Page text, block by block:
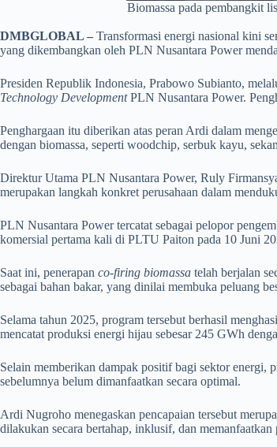
Biomassa pada pembangkit
DMBGLOBAL – Transformasi energi nasional kini
yang dikembangkan oleh PLN Nusantara Power
Presiden Republik Indonesia, Prabowo Subianto,
Technology DevelopmentPLN Nusantara Power.
Penghargaan itu diberikan atas peran Ardi dalam
dengan biomassa, seperti woodchip, serbuk kayu,
Direktur Utama PLN Nusantara Power, Ruly
merupakan langkah konkret perusahaan dalam
PLN Nusantara Power tercatat sebagai pelopor
komersial pertama kali di PLTU Paiton pada 10 Juni
Saat ini, penerapan co-firing biomassa telah berjalan
sebagai bahan bakar, yang dinilai membuka peluang
Selama tahun 2025, program tersebut berhasil
mencatat produksi energi hijau sebesar 245 GWh
Selain memberikan dampak positif bagi sektor energi,
sebelumnya belum dimanfaatkan secara optimal.
Ardi Nugroho menegaskan pencapaian tersebut
dilakukan secara bertahap, inklusif, dan